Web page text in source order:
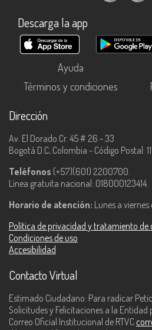
Descarga la app
Ayuda
Términos y condiciones
Dirección
Av. El Dorado Cr. 45 # 26 - 33
Bogotá D.C, Colombia - Código Postal:
Teléfonos (+57)(601) 2200700.
Línea gratuita nacional: 018000123414.
Horario de atención: Lunes a
Política de privacidad y tratamiento de
Condiciones de uso
Accesibilidad
Contacto Virtual
Estimado Ciudadano: Para radicar
Solicitudes y Felicitaciones a la
Correo Oficial Institucional de RTVC